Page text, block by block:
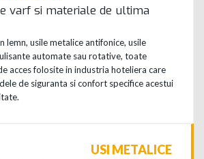
varf si materiale de ultima
lemn, usile metalice antifonice, usile
automate sau rotative, toate
acces folosite in industria hoteliera care
de siguranta si confort specifice acestui
USI METALICE